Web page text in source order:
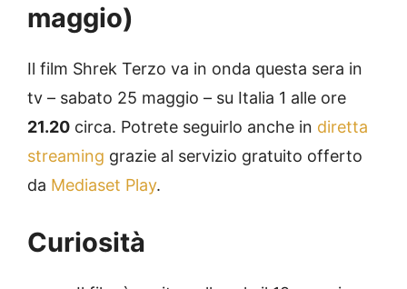
maggio)
Il film Shrek Terzo va in onda questa sera in
tv – sabato 25 maggio – su Italia 1 alle ore
21.20 circa. Potrete seguirlo anche in diretta
streaming grazie al servizio gratuito offerto
da Mediaset Play.
Curiosità